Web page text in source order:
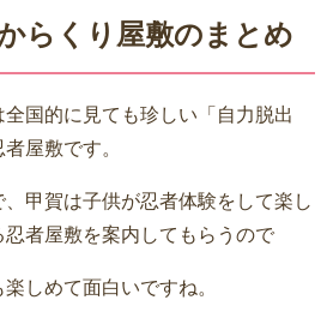
らくり屋敷のまとめ
国的に見ても珍しい「自力脱出
屋敷です。
甲賀は子供が忍者体験をして楽し
者屋敷を案内してもらうので
しめて面白いですね。